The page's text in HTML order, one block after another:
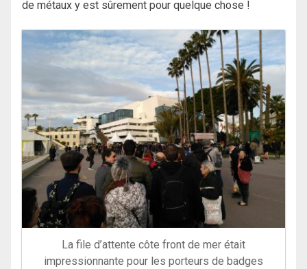
de métaux y est sûrement pour quelque chose !
La file d’attente côte front de mer était
impressionnante pour les porteurs de badges